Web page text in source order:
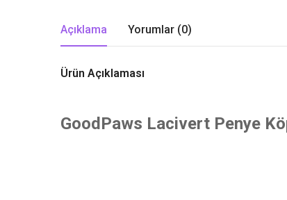
Açıklama Yorumlar (0)
Ürün Açıklaması
GoodPaws Lacivert Penye